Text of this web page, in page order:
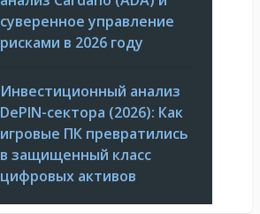
суверенное управление
рисками в 2026 году
Инвестиционный анализ
DePIN-сектора (2026): Как
игровые ПК превратились
в защищенный класс
цифровых активов